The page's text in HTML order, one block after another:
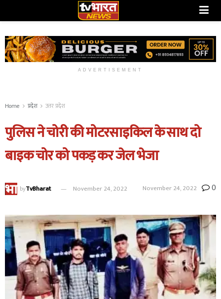
ADVERTISEMENT
Home प्रदेश उत्तर प्रदेश
पुलिस ने चोरी की मोटरसाइकिल के साथ दो
बाइक चोर को पकड़ कर जेल भेजा
byTvBharat November 24, 2022 November 24, 2022 0